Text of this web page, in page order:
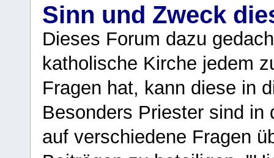
Sinn und Zweck
Dieses Forum dazu
katholische Kirche jedem
Fragen hat, kann diese in
Besonders Priester sind in
auf verschiedene Fragen